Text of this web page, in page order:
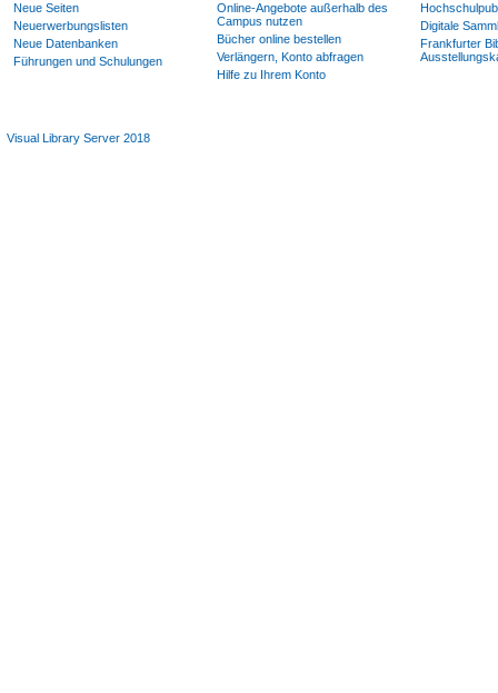
Neue Seiten
Neuerwerbungslisten
Neue Datenbanken
Führungen und Schulungen
Online-Angebote außerhalb des
Campus nutzen
Bücher online bestellen
Verlängern, Konto abfragen
Hilfe zu Ihrem Konto
Digitale
Frankfurter
Visual Library Server 2018